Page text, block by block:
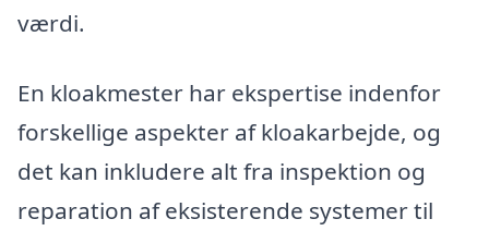
værdi.
En kloakmester har ekspertise indenfor
forskellige aspekter af kloakarbejde, og
det kan inkludere alt fra inspektion og
reparation af eksisterende systemer til